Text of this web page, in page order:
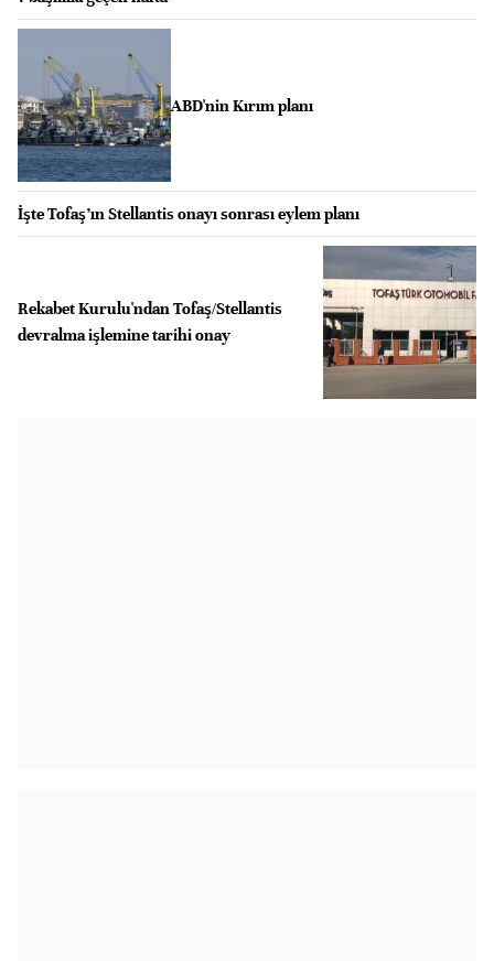
ABD'nin Kırım planı
İşte Tofaş’ın Stellantis onayı sonrası eylem planı
Rekabet Kurulu'ndan Tofaş/Stellantis
devralma işlemine tarihi onay